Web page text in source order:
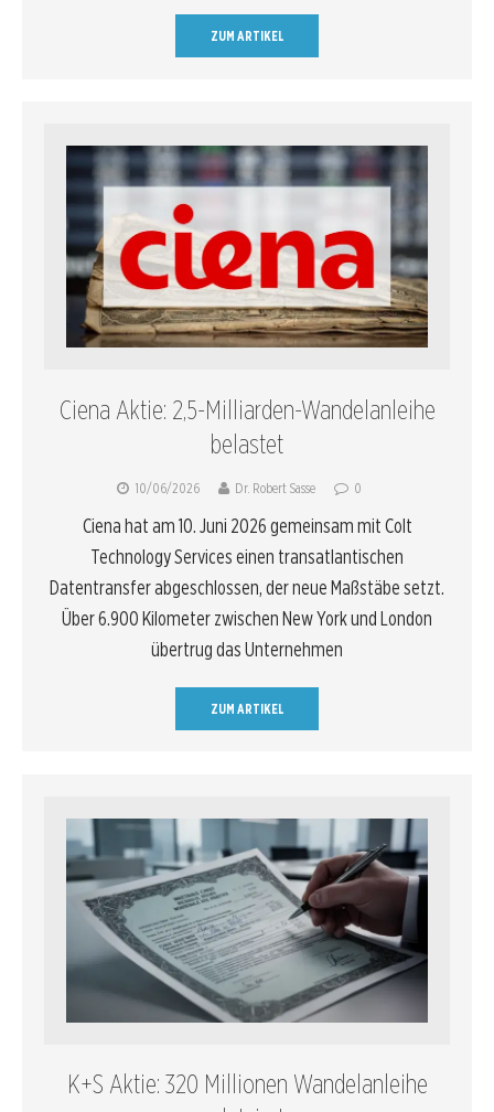
ZUM ARTIKEL
Ciena Aktie: 2,5-Milliarden-Wandelanleihe
belastet
10/06/2026 Dr. Robert Sasse 0
Ciena hat am 10. Juni 2026 gemeinsam mit Colt
Technology Services einen transatlantischen
Datentransfer abgeschlossen, der neue Maßstäbe setzt.
Über 6.900 Kilometer zwischen New York und London
übertrug das Unternehmen
ZUM ARTIKEL
K+S Aktie: 320 Millionen Wandelanleihe